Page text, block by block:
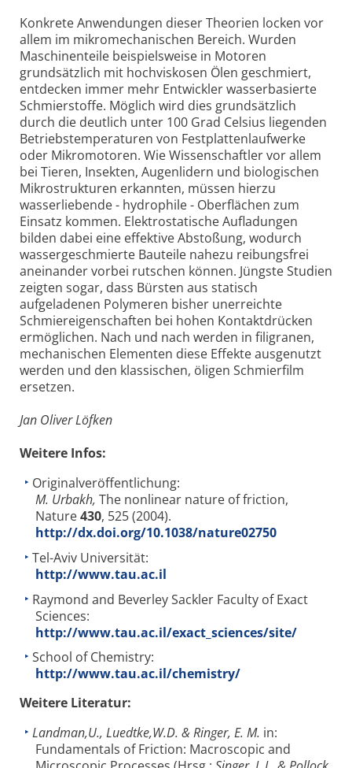
Konkrete Anwendungen dieser Theorien locken vor
allem im mikromechanischen Bereich. Wurden
Maschinenteile beispielsweise in Motoren
grundsätzlich mit hochviskosen Ölen geschmiert,
entdecken immer mehr Entwickler wasserbasierte
Schmierstoffe. Möglich wird dies grundsätzlich
durch die deutlich unter 100 Grad Celsius liegenden
Betriebstemperaturen von Festplattenlaufwerke
oder Mikromotoren. Wie Wissenschaftler vor allem
bei Tieren, Insekten, Augenlidern und biologischen
Mikrostrukturen erkannten, müssen hierzu
wasserliebende - hydrophile - Oberflächen zum
Einsatz kommen. Elektrostatische Aufladungen
bilden dabei eine effektive Abstoßung, wodurch
wassergeschmierte Bauteile nahezu reibungsfrei
aneinander vorbei rutschen können. Jüngste Studien
zeigten sogar, dass Bürsten aus statisch
aufgeladenen Polymeren bisher unerreichte
Schmiereigenschaften bei hohen Kontaktdrücken
ermöglichen. Nach und nach werden in filigranen,
mechanischen Elementen diese Effekte ausgenutzt
werden und den klassischen, öligen Schmierfilm
ersetzen.
Jan Oliver Löfken
Weitere Infos:
Originalveröffentlichung:
M. Urbakh, The nonlinear nature of friction,
Nature430, 525 (2004).
http://dx.doi.org/10.1038/nature02750
Tel-Aviv Universität:
http://www.tau.ac.il
Raymond and Beverley Sackler Faculty of Exact
Sciences:
http://www.tau.ac.il/exact_sciences/site/
School of Chemistry:
http://www.tau.ac.il/chemistry/
Weitere Literatur:
Landman,U., Luedtke,W.D. & Ringer, E. M. in:
Fundamentals of Friction: Macroscopic and